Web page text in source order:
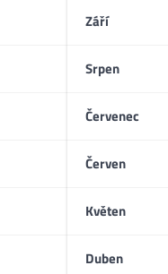
Září
Srpen
Červenec
Červen
Květen
Duben